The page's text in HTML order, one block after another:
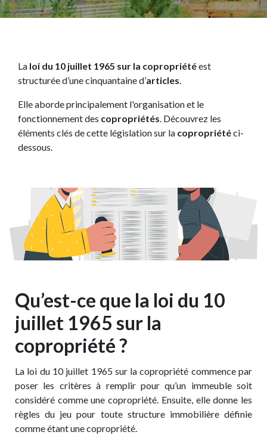
La loi du 10 juillet 1965 sur la copropriétéest
structurée d’une cinquantaine d’articles.
Elle aborde principalement l'organisation et le
fonctionnement des copropriétés. Découvrez les
éléments clés de cette législation sur la copropriétéci-
dessous.
Qu’est-ce que la loi du 10
juillet 1965 sur la
copropriété ?
La loi du 10 juillet 1965 sur la copropriété commence par
poser les critères à remplir pour qu’un immeuble soit
considéré comme une copropriété. Ensuite, elle donne les
règles du jeu pour toute structure immobilière définie
comme étant une copropriété.